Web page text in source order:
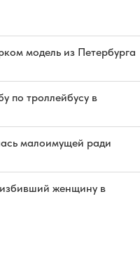
модель из Петербурга
по троллейбусу в
малоимущей ради
женщину в